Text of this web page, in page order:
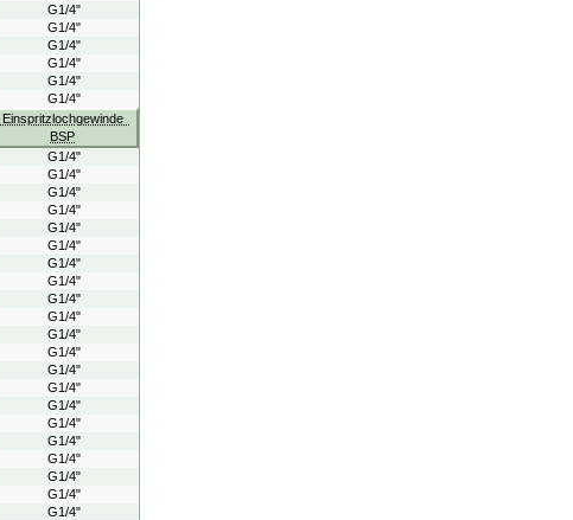
G1/4"
G1/4"
G1/4"
G1/4"
G1/4"
G1/4"
Einspritzlochgewinde
BSP
G1/4"
G1/4"
G1/4"
G1/4"
G1/4"
G1/4"
G1/4"
G1/4"
G1/4"
G1/4"
G1/4"
G1/4"
G1/4"
G1/4"
G1/4"
G1/4"
G1/4"
G1/4"
G1/4"
G1/4"
G1/4"